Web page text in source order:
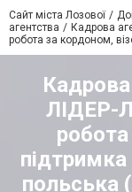
Сайт міста Лозової
агентства
Кадрова
робота за кордоном,
Кадрова
ЛІДЕР-
польська